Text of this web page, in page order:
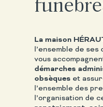
La maison
l’ensemble de
vous
démarches
obsèques et
l’ensemble des
l’organisation de